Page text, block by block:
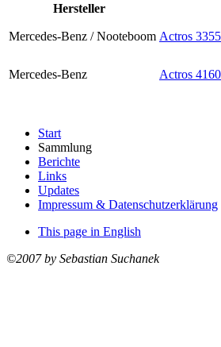
Hersteller
Mercedes-Benz / Nooteboom Actros
Mercedes-Benz Actros
Start
Sammlung
Berichte
Links
Updates
Impressum & Datenschutzerklärung
This page in English
©2007 by Sebastian Suchanek